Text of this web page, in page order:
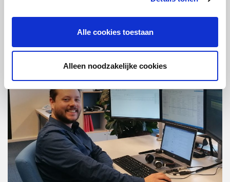
Alle cookies toestaan
Alleen noodzakelijke cookies